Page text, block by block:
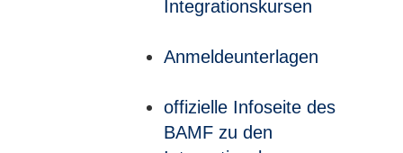
Integrationskursen
Anmeldeunterlagen
offizielle Infoseite des
BAMF zu den